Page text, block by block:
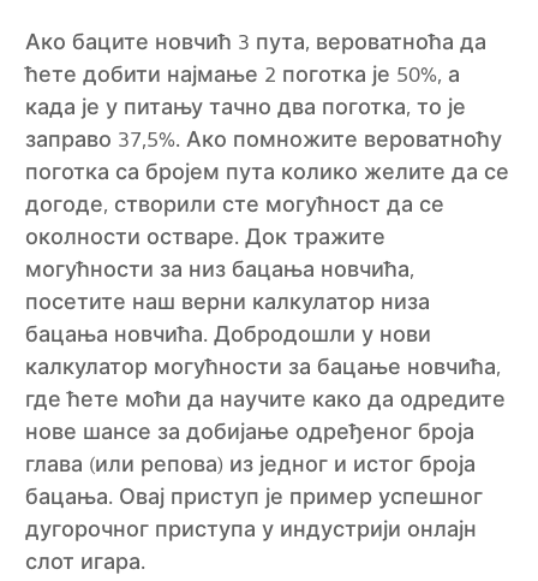
Ако баците новчић 3 пута, вероватноћа да
ћете добити најмање 2 поготка је 50%, а
када је у питању тачно два поготка, то је
заправо 37,5%. Ако помножите вероватноћу
поготка са бројем пута колико желите да се
догоде, створили сте могућност да се
околности остваре. Док тражите
могућности за низ бацања новчића,
посетите наш верни калкулатор низа
бацања новчића. Добродошли у нови
калкулатор могућности за бацање новчића,
где ћете моћи да научите како да одредите
нове шансе за добијање одређеног броја
глава (или репова) из једног и истог броја
бацања. Овај приступ је пример успешног
дугорочног приступа у индустрији онлајн
слот игара.